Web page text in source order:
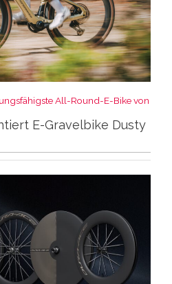
All-Round-E-Bike von
E-Gravelbike Dusty